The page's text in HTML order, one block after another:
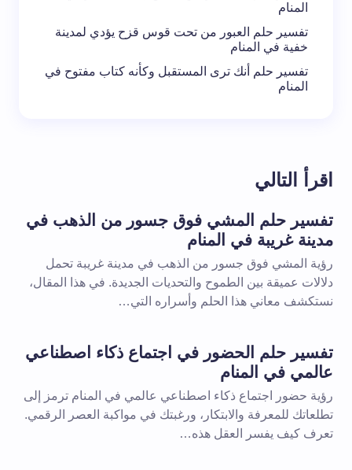
المنام
تفسير حلم العبور من تحت قوس قزح يؤدي لمدينة
خفية في المنام
تفسير حلم أنك ترى المستقبل وكأنه كتاب مفتوح في
المنام
اقرأ التالي
تفسير حلم المشي فوق جسور من الذهب في
مدينة غريبة في المنام
رؤية المشي فوق جسور من الذهب في مدينة غريبة تحمل
دلالات عميقة بين الطموح والتحديات الجديدة. في هذا المقال،
نستكشف معاني هذا الحلم وأسراره التي…
تفسير حلم الحضور في اجتماع ذكاء اصطناعي
عالمي في المنام
رؤية حضور اجتماع ذكاء اصطناعي عالمي في المنام ترمز إلى
تطلعاتك للمعرفة والابتكار، ورغبتك في مواكبة العصر الرقمي.
تعرف كيف يفسر العقل هذه…